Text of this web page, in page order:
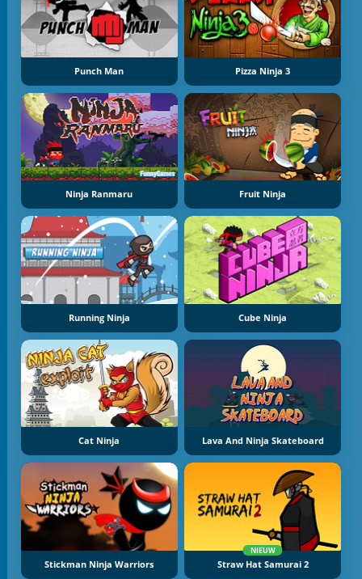
Punch Man Pizza Ninja 3
Ninja Ranmaru Fruit Ninja
Running Ninja Cube Ninja
Cat Ninja Lava And Ninja Skateboard
Stickman Ninja Warriors
NIEUW
Straw Hat Samurai 2